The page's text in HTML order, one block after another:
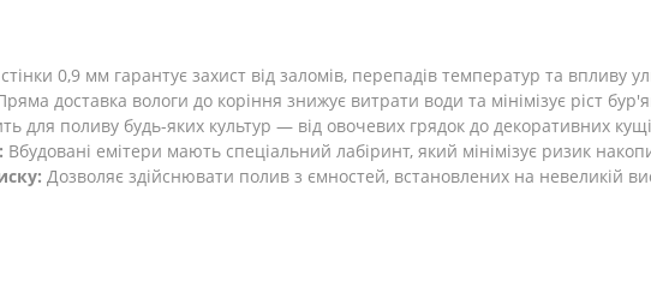
0,9 мм гарантує захист від заломів, перепадів температур та впливу
доставка вологи до коріння знижує витрати води та мінімізує ріст
для поливу будь-яких культур — від овочевих грядок до декоративних
Вбудовані емітери мають спеціальний лабіринт, який мінімізує ризик
Дозволяє здійснювати полив з ємностей, встановлених на невеликій